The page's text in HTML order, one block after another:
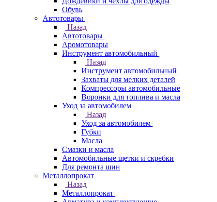
Обувь
Автотовары
Назад
Автотовары
Аромотовары
Инструмент автомобильный
Назад
Инструмент автомобильный
Захваты для мелких деталей
Компрессоры автомобильные
Воронки для топлива и масла
Уход за автомобилем
Назад
Уход за автомобилем
Губки
Масла
Смазки и масла
Автомобильные щетки и скребки
Для ремонта шин
Металлопрокат
Назад
Металлопрокат